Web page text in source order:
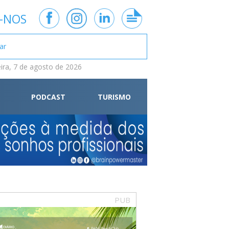
7 de agosto de 2026
PODCAST TURISMO
PUB